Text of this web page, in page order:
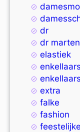
dr
dr
elastiek
enkellaars
extra
falke
fashion